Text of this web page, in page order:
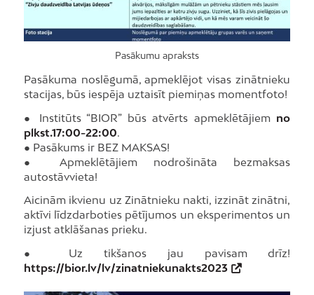
Pasākumu apraksts
Pasākuma noslēgumā, apmeklējot visas zinātnieku
stacijas, būs iespēja uztaisīt piemiņas momentfoto!
● Institūts “BIOR” būs atvērts apmeklētājiem no
plkst.17:00-22:00.
● Pasākums ir BEZ MAKSAS!
● Apmeklētājiem nodrošināta bezmaksas
autostāvvieta!
Aicinām ikvienu uz Zinātnieku nakti, izzināt zinātni,
aktīvi līdzdarboties pētījumos un eksperimentos un
izjust atklāšanas prieku.
● Uz tikšanos jau pavisam drīz!
https://bior.lv/lv/zinatniekunakts2023